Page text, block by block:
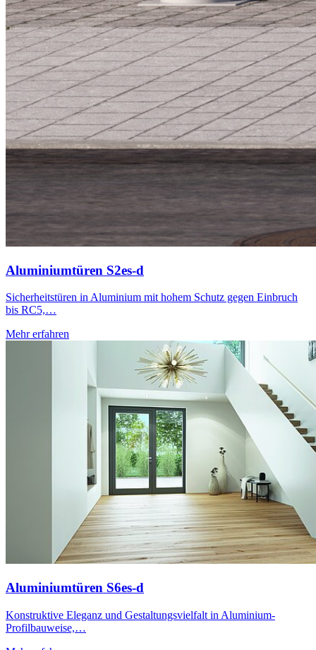
Aluminiumtüren S2es-d
Sicherheitstüren in Aluminium mit hohem Schutz gegen Einbruch
bis RC5,…
Mehr erfahren
Aluminiumtüren S6es-d
Konstruktive Eleganz und Gestaltungsvielfalt in Aluminium-
Profilbauweise,…